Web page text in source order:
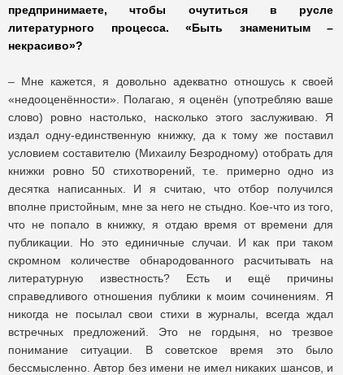
предпринимаете, чтобы очутиться в русле
литературного процесса. «Быть знаменитым –
некрасиво»?
– Мне кажется, я довольно адекватно отношусь к своей
«недооценённости». Полагаю, я оценён (употребляю ваше
слово) ровно настолько, насколько этого заслуживаю. Я
издал одну-единственную книжку, да к тому же поставил
условием составителю (Михаилу Безродному) отобрать для
книжки ровно 50 стихотворений, т.е. примерно одно из
десятка написанных. И я считаю, что отбор получился
вполне пристойным, мне за него не стыдно. Кое-что из того,
что не попало в книжку, я отдаю время от времени для
публикации. Но это единичные случаи. И как при таком
скромном количестве обнародованного расчитывать на
литературную известность? Есть и ещё причины
справедливого отношения публики к моим сочинениям. Я
никогда не посылал свои стихи в журналы, всегда ждал
встречных предложений. Это не гордыня, но трезвое
понимание ситуации. В советское время это было
бессмысленно. Автор без имени не имел никаких шансов, и